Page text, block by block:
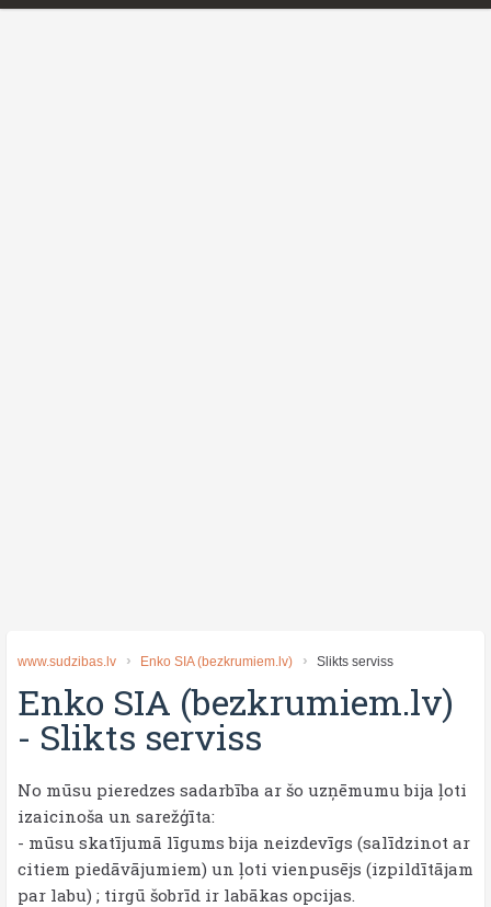
www.sudzibas.lv Enko SIA (bezkrumiem.lv) Slikts serviss
Enko SIA (bezkrumiem.lv)
- Slikts serviss
No mūsu pieredzes sadarbība ar šo uzņēmumu bija ļoti
izaicinoša un sarežģīta:
- mūsu skatījumā līgums bija neizdevīgs (salīdzinot ar
citiem piedāvājumiem) un ļoti vienpusējs (izpildītājam
par labu) ; tirgū šobrīd ir labākas opcijas.